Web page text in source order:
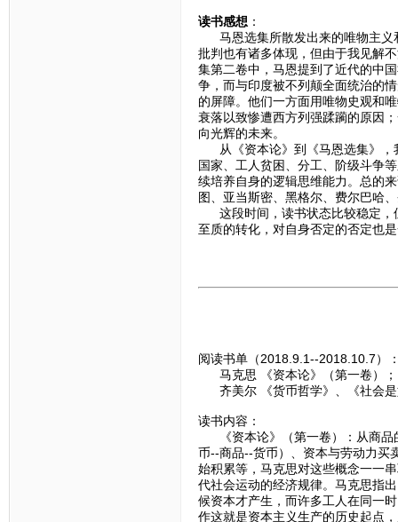
读书感想 ：
马恩选集所散发出来的唯物主义
批判也有诸多体现，但由于我见解
集第二卷中，马恩提到了近代的中
争，而与印度被不列颠全面统治的
的屏障。他们一方面用唯物史观和
衰落以致惨遭西方列强蹂躏的原因
向光辉的未来。
从《资本论》到《马恩选集》，
国家、工人贫困、分工、阶级斗争
续培养自身的逻辑思维能力。总的
图、亚当斯密、黑格尔、费尔巴哈
这段时间，读书状态比较稳定，
至质的转化，对自身否定的否定也
阅读书单（2018.9.1--2018.10.7）
马克思 《资本论》（第一卷）；
齐美尔 《货币哲学》、《社会是
读书内容：
《资本论》（第一卷）：从商品
币--商品--货币）、资本与劳动力买
始积累等，马克思对这些概念一一
代社会运动的经济规律。马克思指
候资本才产生，而许多工人在同一
作这就是资本主义生产的历史起点